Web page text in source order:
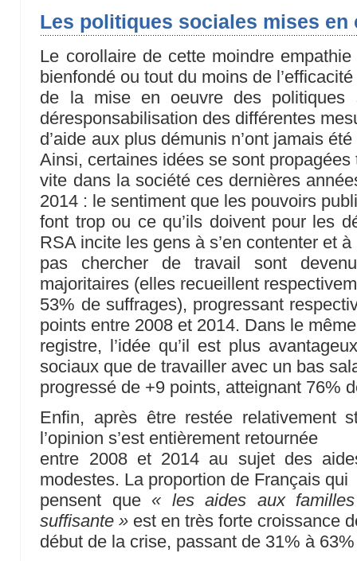
Les politiques sociales mises en
Le corollaire de cette moindre
bienfondé ou tout du moins de l’efficacité
de la mise en oeuvre des politiques
déresponsabilisation des différentes
d’aide aux plus démunis n’ont jamais
Ainsi, certaines idées se sont propagées
vite dans la société ces dernières
2014 : le sentiment que les pouvoirs
font trop ou ce qu’ils doivent pour les
RSA incite les gens à s’en contenter et à
pas chercher de travail sont
majoritaires (elles recueillent
53% de suffrages), progressant
points entre 2008 et 2014. Dans le même
registre, l’idée qu’il est plus
sociaux que de travailler avec un bas
progressé de +9 points, atteignant 76%
Enfin, après être restée relativement
l’opinion s’est entièrement retournée
entre 2008 et 2014 au sujet des
modestes. La proportion de Français qui
pensent que « les aides aux
suffisante » est en très forte croissance
début de la crise, passant de 31% à